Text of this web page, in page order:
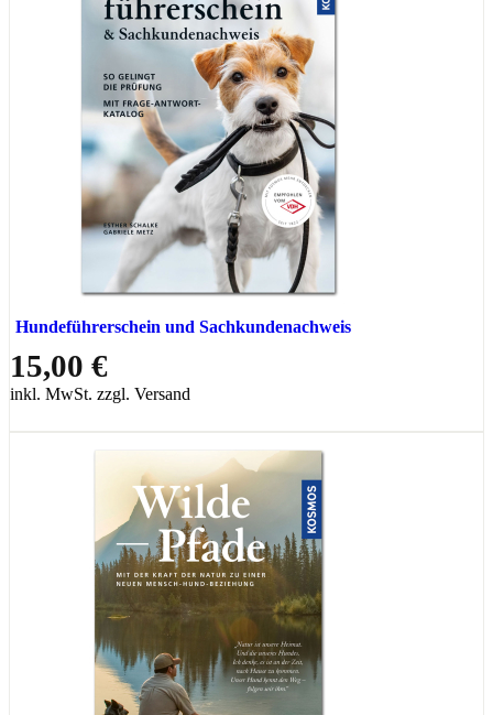
Hundeführerschein und Sachkundenachweis
15,00 €
inkl. MwSt. zzgl. Versand